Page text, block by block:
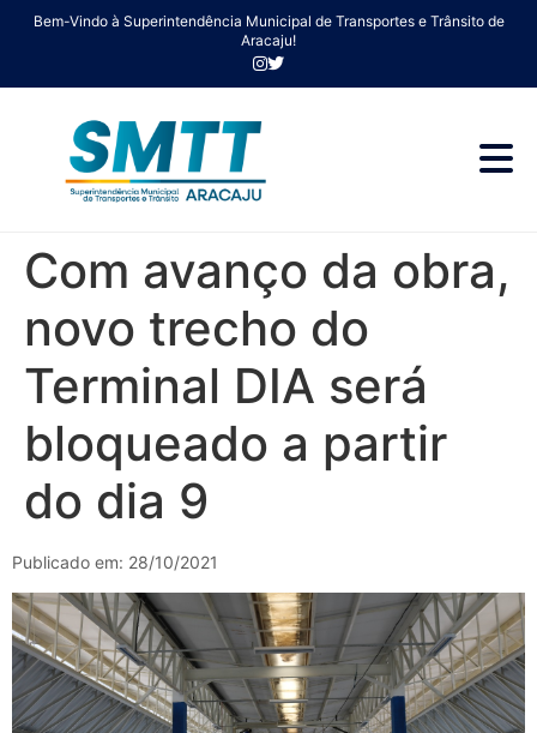
Bem-Vindo à Superintendência Municipal de Transportes e Trânsito de
Aracaju!
Com avanço da obra,
novo trecho do
Terminal DIA será
bloqueado a partir
do dia 9
Publicado em: 28/10/2021